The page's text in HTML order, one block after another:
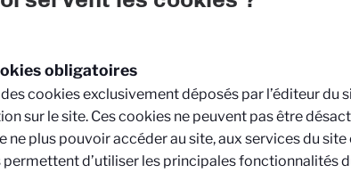
obligatoires
des cookies exclusivement déposés par l’éditeur du
sur le site. Ces cookies ne peuvent pas être
ne plus pouvoir accéder au site, aux services du site
permettent d’utiliser les principales fonctionnalités